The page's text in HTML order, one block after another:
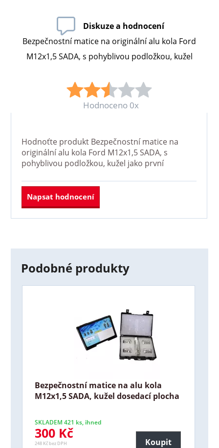
Diskuze a hodnocení
Bezpečnostní matice na originální alu kola Ford
M12x1,5 SADA, s pohyblivou podložkou, kužel
Hodnoceno 0x
Hodnoťte produkt Bezpečnostní matice na
originální alu kola Ford M12x1,5 SADA, s
pohyblivou podložkou, kužel jako první
Napsat hodnocení
Podobné produkty
Bezpečnostní matice na alu kola
M12x1,5 SADA, kužel dosedací plocha
SKLADEM 421 ks, ihned
300 Kč
248 Kč bez DPH Koupit